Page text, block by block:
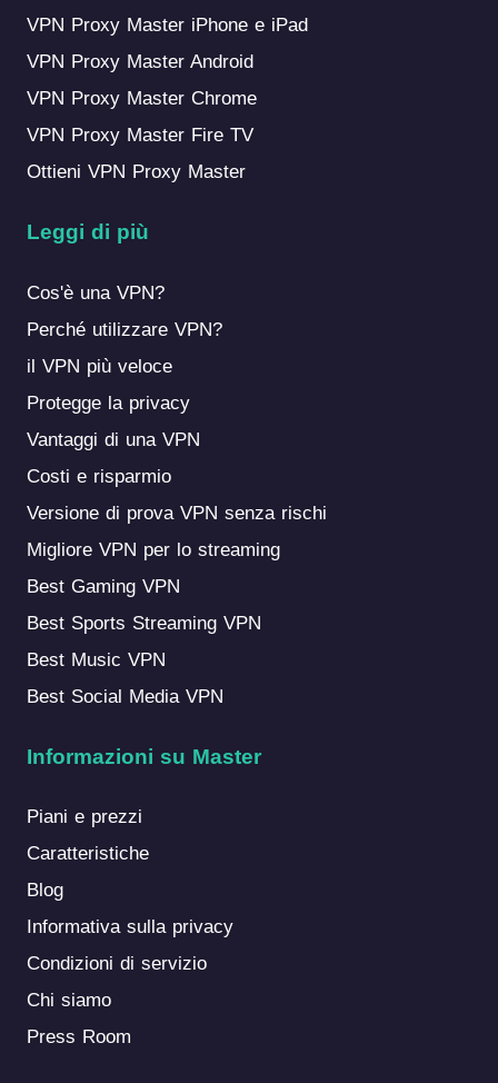
VPN Proxy Master iPhone e iPad
VPN Proxy Master Android
VPN Proxy Master Chrome
VPN Proxy Master Fire TV
Ottieni VPN Proxy Master
Leggi di più
Cos'è una VPN?
Perché utilizzare VPN?
il VPN più veloce
Protegge la privacy
Vantaggi di una VPN
Costi e risparmio
Versione di prova VPN senza rischi
Migliore VPN per lo streaming
Best Gaming VPN
Best Sports Streaming VPN
Best Music VPN
Best Social Media VPN
Informazioni su Master
Piani e prezzi
Caratteristiche
Blog
Informativa sulla privacy
Condizioni di servizio
Chi siamo
Press Room